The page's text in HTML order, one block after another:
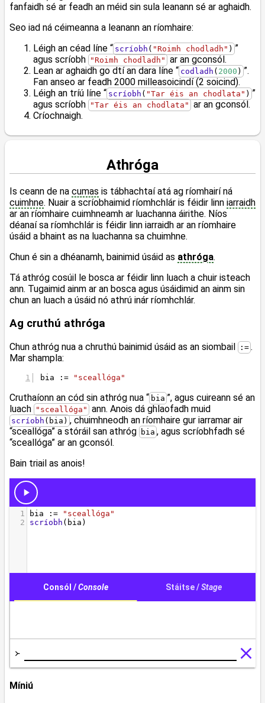
fanfaidh sé ar feadh an méid sin sula leanann sé ar aghaidh.
Seo iad ná céimeanna a leanann an ríomhaire:
Léigh an céad líne “ scríobh ( "Roimh chodladh" ) ”
agus scríobh "Roimh chodladh" ar an gconsól.
Lean ar aghaidh go dtí an dara líne “ codladh ( 2000 ) ”.
Fan anseo ar feadh 2000 milleasoicindí (2 soicind).
Léigh an tríú líne “ scríobh ( "Tar éis an chodlata" ) ”
agus scríobh "Tar éis an chodlata" ar an gconsól.
Críochnaigh.
Athróga
Is ceann de na cumas is tábhachtaí atá ag ríomhairí ná
cuimhne. Nuair a scríobhaimid ríomhchlár is féidir linn iarraidh
ar an ríomhaire cuimhneamh ar luachanna áirithe. Níos
déanaí sa ríomhchlár is féidir linn iarraidh ar an ríomhaire
úsáid a bhaint as na luachanna sa chuimhne.
Chun é sin a dhéanamh, bainimid úsáid as athróga.
Tá athróg cosúil le bosca ar féidir linn luach a chuir isteach
ann. Tugaimid ainm ar an bosca agus úsáidimid an ainm sin
chun an luach a úsáid nó athrú inár ríomhchlár.
Ag cruthú athróga
Chun athróg nua a chruthú bainimid úsáid as an siombail := .
Mar shampla:
bia := "sceallóga"
Cruthaíonn an cód sin athróg nua “ bia ”, agus cuireann sé an
luach "sceallóga" ann. Anois dá ghlaofadh muid
scríobh (bia) , chuimhneodh an ríomhaire gur iarramar air
“sceallóga” a stóráil san athróg bia , agus scríobhfadh sé
“sceallóga” ar an gconsól.
Bain triail as anois!
Míniú